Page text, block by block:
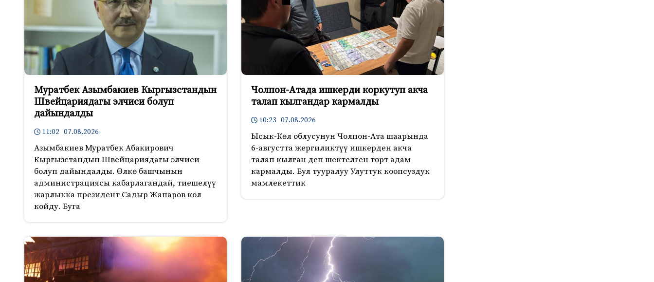
Муратбек Азымбакиев Кыргызстандын
Швейцариядагы элчиси болуп
дайындалды
11:02 07.08.2026
Азымбакиев Муратбек Абакирович
Кыргызстандын Швейцариядагы элчиси
болуп дайындалды. Өлкө башчынын
администрациясы кабарлагандай, тиешелүү
жарлыкка президент Садыр Жапаров кол
койду. Буга
Чолпон-Атада ишкерди коркутуп акча
талап кылгандар кармалды
10:23 07.08.2026
Ысык-Көл облусунун Чолпон-Ата шаарында
6-августта жергиликтүү ишкерден акча
талап кылган деп шектелген төрт адам
кармалды. Бул тууралуу Улуттук коопсуздук
мамлекеттик